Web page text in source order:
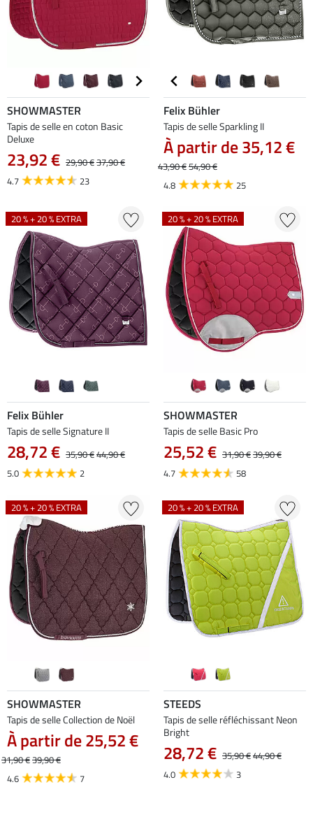
SHOWMASTER
Tapis de selle en coton Basic
Deluxe
23,92 € 29,90 €37,90 €
4.7
23
Felix Bühler
Tapis de selle Sparkling II
À partir de 35,12 €
43,90 €54,90 €
4.8
25
20 % + 20 % EXTRA
Felix Bühler
Tapis de selle Signature II
28,72 € 35,90 €44,90 €
5.0
2
20 % + 20 % EXTRA
SHOWMASTER
Tapis de selle Basic Pro
25,52 € 31,90 €39,90 €
4.7
58
20 % + 20 % EXTRA
SHOWMASTER
Tapis de selle Collection de Noël
À partir de 25,52 €
31,90 €39,90 €
4.6
7
20 % + 20 % EXTRA
STEEDS
Tapis de selle réfléchissant Neon
Bright
28,72 € 35,90 €44,90 €
4.0
3